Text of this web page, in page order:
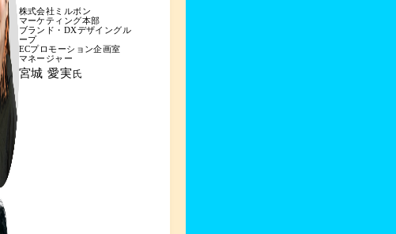
株式会社ミルボン
マーケティング本部
ブランド・DXデザイングル
ープ
ECプロモーション企画室
マネージャー
宮城 愛実氏